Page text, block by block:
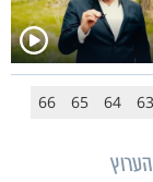
63
64
65
66